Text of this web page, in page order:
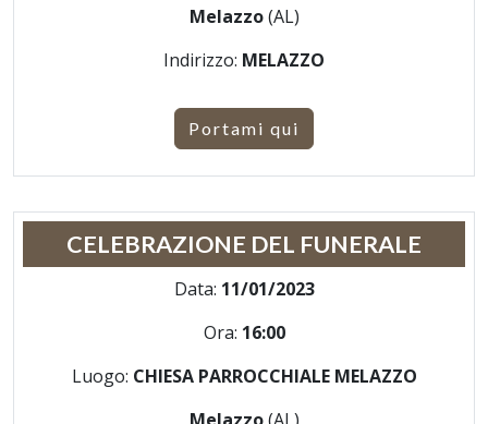
Melazzo(AL)
Indirizzo: MELAZZO
Portami qui
CELEBRAZIONE DEL FUNERALE
Data: 11/01/2023
Ora: 16:00
Luogo: CHIESA PARROCCHIALE MELAZZO